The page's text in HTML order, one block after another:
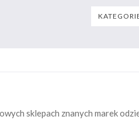
sklepach znanych marek